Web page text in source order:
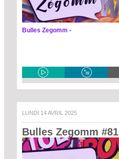
Bulles Zegomm -
LUNDI 14 AVRIL 2025
Bulles Zegomm #81